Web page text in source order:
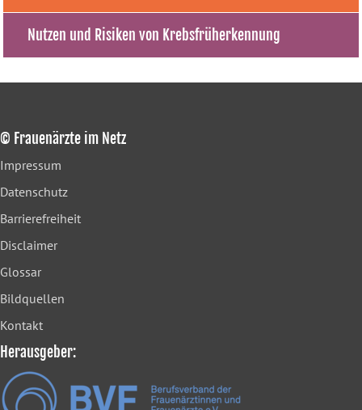
Nutzen und Risiken von Krebsfrüherkennung
© Frauenärzte im Netz
Impressum
Datenschutz
Barrierefreiheit
Disclaimer
Glossar
Bildquellen
Kontakt
Herausgeber: